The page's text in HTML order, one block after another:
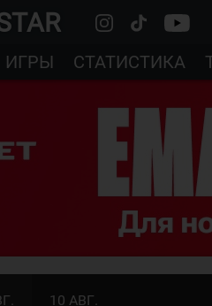
ИГРЫ СТАТИСТИКА
10 АВГ.